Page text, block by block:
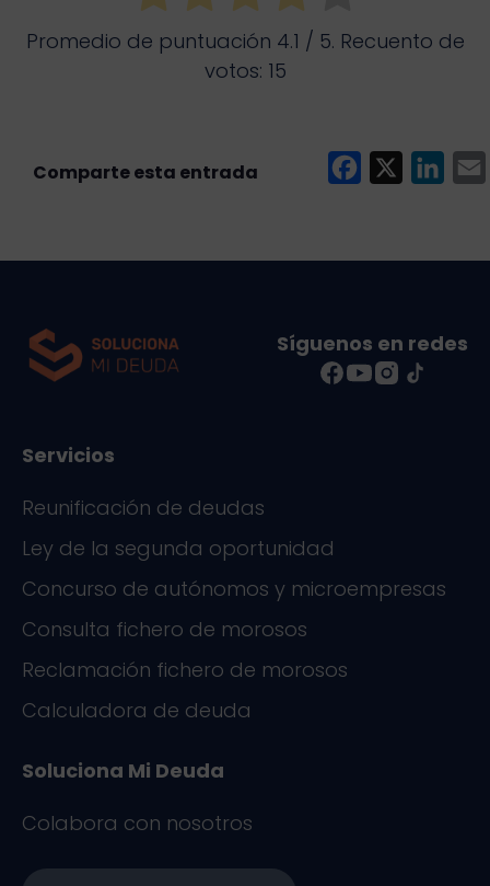
Promedio de puntuación 4.1 / 5. Recuento de
votos: 15
e
o
k
i
Síguenos en redes
Servicios
Reunificación de deudas
Ley de la segunda oportunidad
Concurso de autónomos y microempresas
Consulta fichero de morosos
Reclamación fichero de morosos
Calculadora de deuda
Soluciona Mi Deuda
Colabora con nosotros